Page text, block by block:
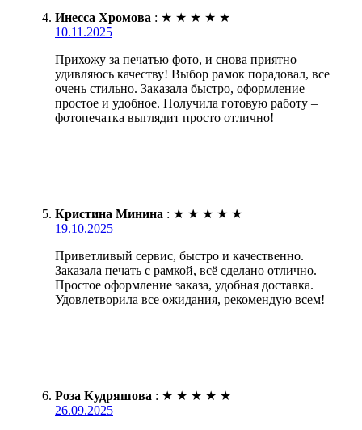
Инесса Хромова : ★ ★ ★ ★ ★
10.11.2025
Прихожу за печатью фото, и снова приятно
удивляюсь качеству! Выбор рамок порадовал, все
очень стильно. Заказала быстро, оформление
простое и удобное. Получила готовую работу –
фотопечатка выглядит просто отлично!
Кристина Минина : ★ ★ ★ ★ ★
19.10.2025
Приветливый сервис, быстро и качественно.
Заказала печать с рамкой, всё сделано отлично.
Простое оформление заказа, удобная доставка.
Удовлетворила все ожидания, рекомендую всем!
Роза Кудряшова : ★ ★ ★ ★ ★
26.09.2025